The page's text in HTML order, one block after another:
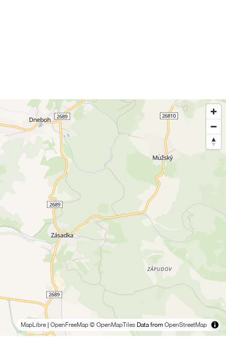
MapLibre OpenFreeMap © OpenMapTiles Data from OpenStreetMap